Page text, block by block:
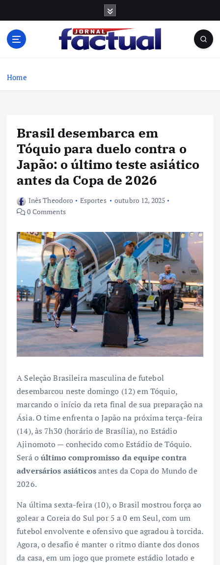
Home
Brasil desembarca em
Tóquio para duelo contra o
Japão: o último teste asiático
antes da Copa de 2026
Inês Theodoro Esportes
outubro 12, 2025
0 Comments
A Seleção Brasileira masculina de futebol
desembarcou neste domingo (12) em Tóquio,
marcando o início da reta final de sua preparação na
Ásia. O time enfrenta o Japão na próxima terça-feira
(14), às 7h30 (horário de Brasília), no Estádio
Ajinomoto — conhecido como Estádio de Tóquio.
Será oúltimo compromisso da equipe contra
adversários asiáticosantes da Copa do Mundo de
2026.
Na última sexta-feira (10), o Brasil mostrou força ao
golear a Coreia do Sul por 5 a 0 em Seul, com um
futebol envolvente e ofensivo que agradou à torcida.
Agora, o desafio é manter o ritmo diante dos donos
da casa, em um jogo que promete estádio lotado e